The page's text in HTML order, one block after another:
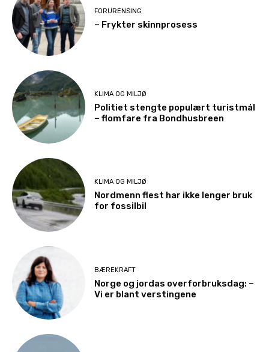
FORURENSING
– Frykter skinnprosess
KLIMA OG MILJØ
Politiet stengte populært turistmål
– flomfare fra Bondhusbreen
KLIMA OG MILJØ
Nordmenn flest har ikke lenger bruk
for fossilbil
BÆREKRAFT
Norge og jordas overforbruksdag: –
Vi er blant verstingene